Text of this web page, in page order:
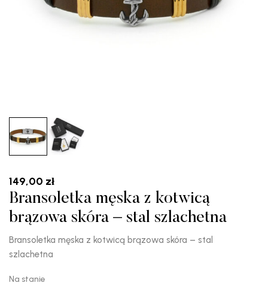
149,00 zł
Bransoletka męska z kotwicą
brązowa skóra – stal szlachetna
Bransoletka męska z kotwicą brązowa skóra – stal
szlachetna
Na stanie